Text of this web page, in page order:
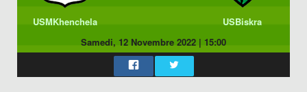
USMKhenchela
USBiskra
Samedi, 12 Novembre 2022 | 15:00